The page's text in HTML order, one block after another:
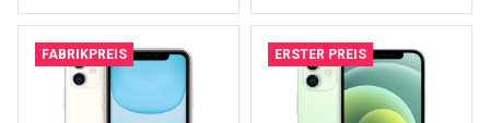
FABRIKPREIS ERSTER PREIS